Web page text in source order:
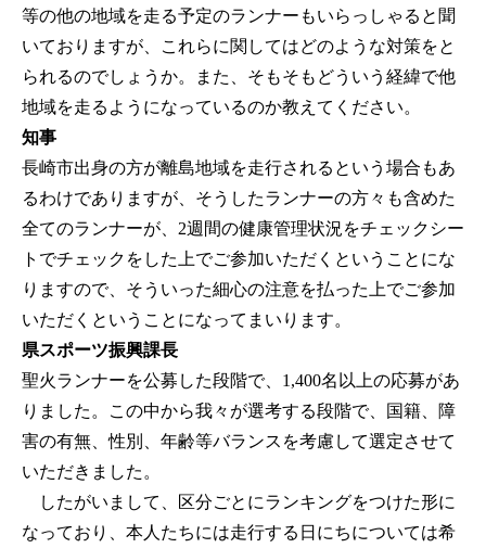
等の他の地域を走る予定のランナーもいらっしゃると聞
いておりますが、これらに関してはどのような対策をと
られるのでしょうか。また、そもそもどういう経緯で他
地域を走るようになっているのか教えてください。
知事
長崎市出身の方が離島地域を走行されるという場合もあ
るわけでありますが、そうしたランナーの方々も含めた
全てのランナーが、2週間の健康管理状況をチェックシー
トでチェックをした上でご参加いただくということにな
りますので、そういった細心の注意を払った上でご参加
いただくということになってまいります。
県スポーツ振興課長
聖火ランナーを公募した段階で、1,400名以上の応募があ
りました。この中から我々が選考する段階で、国籍、障
害の有無、性別、年齢等バランスを考慮して選定させて
いただきました。
したがいまして、区分ごとにランキングをつけた形に
なっており、本人たちには走行する日にちについては希